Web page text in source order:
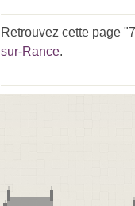
Retrouvez cette page
sur-Rance.